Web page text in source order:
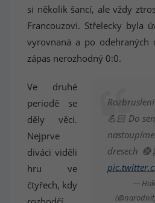
si několik šancí, ale vždy
Francouzovi. Střelecky byla
vyrovnaná a po odehraných
zápas nerozhodný 0:0.
💪🏻 Do
dresech
—
Ve druhé
periodě se
děly věci.
Nejprve
diváci viděli
hru ve
čtyřech, kdy